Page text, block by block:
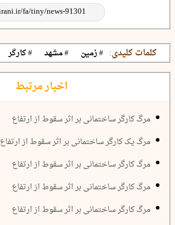
کلمات کلیدی: # زمین # مشهد # کارگر
اخبار مرتبط
مرگ کارگر ساختمانی بر اثر سقوط از ارتفاع
مرگ یک کارگر ساختمانی بر اثر سقوط از ارتفاع
مرگ کارگر ساختمانی بر اثر سقوط از ارتفاع
مرگ کارگر ساختمانی بر اثر سقوط از ارتفاع
مرگ کارگر ساختمانی بر اثر سقوط از ارتفاع